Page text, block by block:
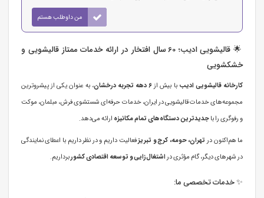
من داوطلب هستم
🌟 قالیشویی ادیب؛ 60 سال افتخار در ارائه خدمات ممتاز قالیشویی و
خشکشویی
کارخانه قالیشویی ادیب با بیش از6 دهه تجربه درخشان
، به عنوان یکی از پیشروترین
مجموعه‌های خدمات قالیشویی در ایران، خدمات حرفه‌ای شستشوی فرش، مبلمان، موکت
و رفوگری را باجدیدترین دستگاه‌های تمام مکانیزه ارائه می‌دهد.
ما هم‌اکنون در تهران، حومه، کرج و تبریزفعالیت داریم و در نظر داریم با اعطای نمایندگی
در شهرهای دیگر، گام مؤثری دراشتغال‌زایی و توسعه اقتصادی کشوربرداریم.
✨ خدمات تخصصی ما: